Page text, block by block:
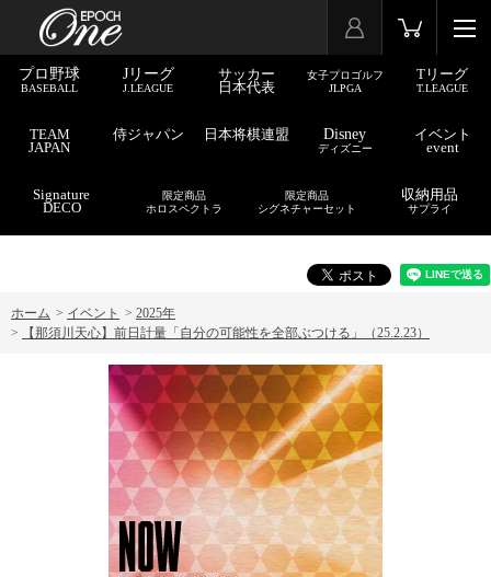
プロ野球
BASEBALL
Jリーグ
J.LEAGUE
サッカー
日本代表
女子プロゴルフ
JLPGA
Tリーグ
T.LEAGUE
TEAM
JAPAN
侍ジャパン 日本将棋連盟 Disney
ディズニー
イベント
event
Signature
DECO
限定商品
ホロスペクトラ
限定商品
シグネチャーセット
収納用品
サプライ
ホーム > イベント > 2025年
>
【那須川天心】前日計量「自分の可能性を全部ぶつける」（25.2.23）